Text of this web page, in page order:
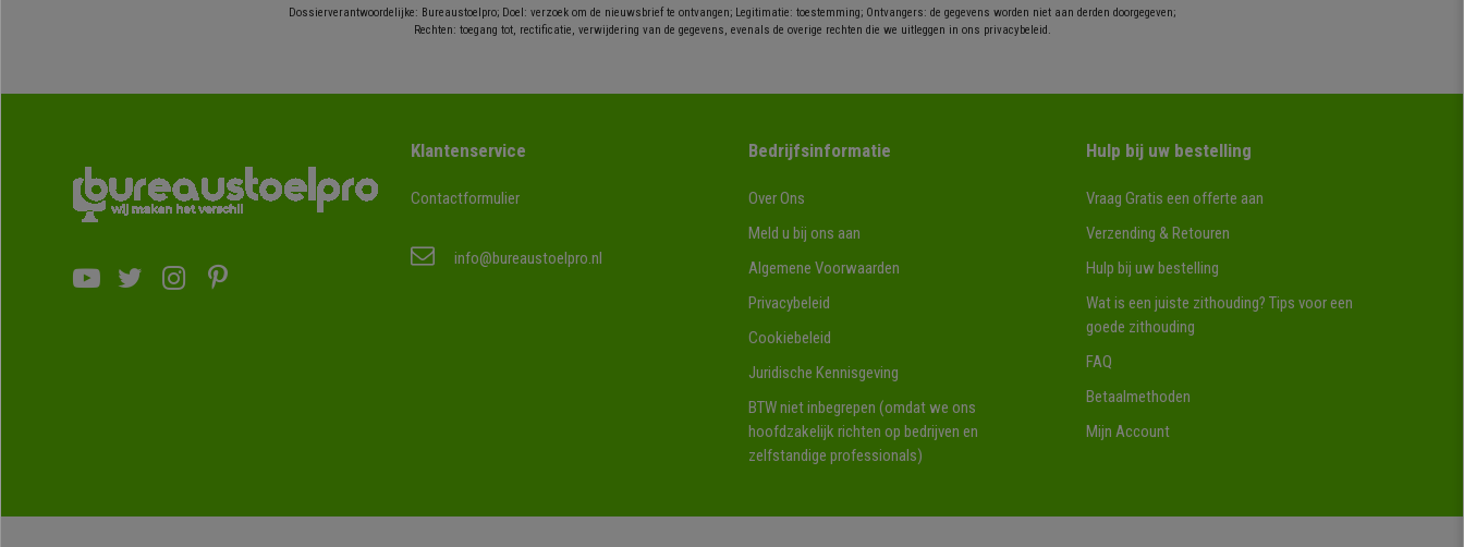
Dossierverantwoordelijke: Bureaustoelpro; Doel: verzoek om de nieuwsbrief te ontvangen; Legitimatie: toestemming; Ontvangers: de gegevens worden niet aan derden doorgegeven;
Rechten: toegang tot, rectificatie, verwijdering van de gegevens, evenals de overige rechten die we uitleggen in ons privacybeleid.
Klantenservice
Contactformulier
info@bureaustoelpro.nl
Bedrijfsinformatie
Over Ons
Meld u bij ons aan
Algemene Voorwaarden
Privacybeleid
Cookiebeleid
Juridische Kennisgeving
BTW niet inbegrepen (omdat we ons
hoofdzakelijk richten op bedrijven en
zelfstandige professionals)
Hulp bij uw bestelling
Vraag Gratis een offerte aan
Verzending & Retouren
Hulp bij uw bestelling
Wat is een juiste zithouding? Tips voor een
goede zithouding
FAQ
Betaalmethoden
Mijn Account